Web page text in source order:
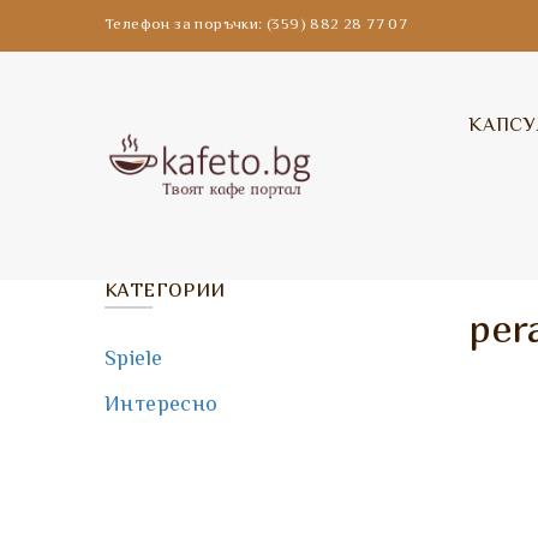
Телефон за поръчки: (359) 882 28 77 07
КАТЕГОРИИ
Spiele
Интересно